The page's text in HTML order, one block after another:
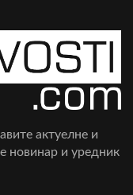
актуелне и
новинар и уредник